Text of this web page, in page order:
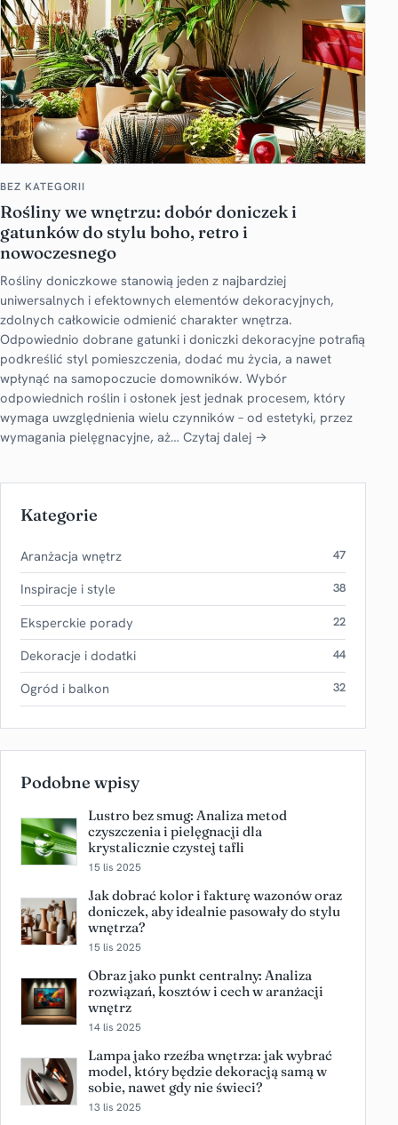
BEZ KATEGORII
Rośliny we wnętrzu: dobór doniczek i
gatunków do stylu boho, retro i
nowoczesnego
Rośliny doniczkowe stanowią jeden z najbardziej
uniwersalnych i efektownych elementów dekoracyjnych,
zdolnych całkowicie odmienić charakter wnętrza.
Odpowiednio dobrane gatunki i doniczki dekoracyjne potrafią
podkreślić styl pomieszczenia, dodać mu życia, a nawet
wpłynąć na samopoczucie domowników. Wybór
odpowiednich roślin i osłonek jest jednak procesem, który
wymaga uwzględnienia wielu czynników – od estetyki, przez
wymagania pielęgnacyjne, aż… Czytaj dalej →
Kategorie
Aranżacja wnętrz 47
Inspiracje i style 38
Eksperckie porady 22
Dekoracje i dodatki 44
Ogród i balkon 32
Podobne wpisy
Lustro bez smug: Analiza metod
czyszczenia i pielęgnacji dla
krystalicznie czystej tafli
15 lis 2025
Jak dobrać kolor i fakturę wazonów oraz
doniczek, aby idealnie pasowały do stylu
wnętrza?
15 lis 2025
Obraz jako punkt centralny: Analiza
rozwiązań, kosztów i cech w aranżacji
wnętrz
14 lis 2025
Lampa jako rzeźba wnętrza: jak wybrać
model, który będzie dekoracją samą w
sobie, nawet gdy nie świeci?
13 lis 2025